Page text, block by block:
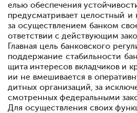
елью обеспечения
предусматривает целостный
за осуществлением банком
ответствии с действующим
Главная цель банковского
поддержание стабильности
щита интересов вкладчиков и
ии не вмешивается в
дитных организаций, за
смотренных федеральными
Для осуществления своих